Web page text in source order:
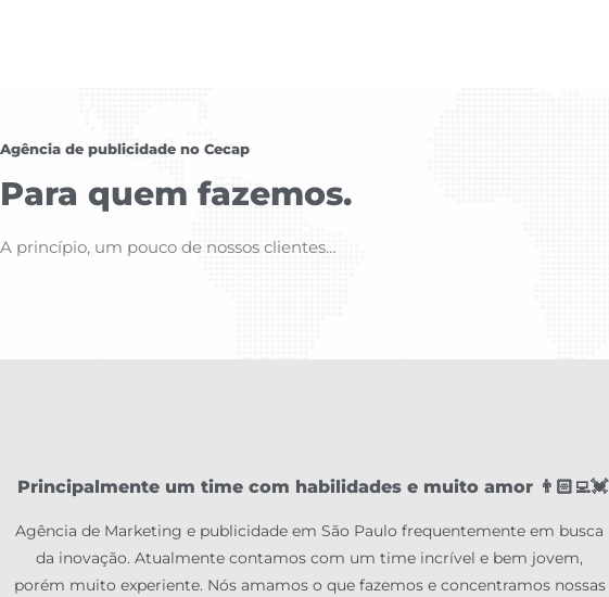
Agência de publicidade no Cecap
Para quem fazemos.
A princípio, um pouco de nossos clientes…
Principalmente um time com habilidades e muito amor 👨🏻‍💻💓
Agência de Marketing e publicidade em São Paulo frequentemente em busca
da inovação. Atualmente contamos com um time incrível e bem jovem,
porém muito experiente. Nós amamos o que fazemos e concentramos nossas